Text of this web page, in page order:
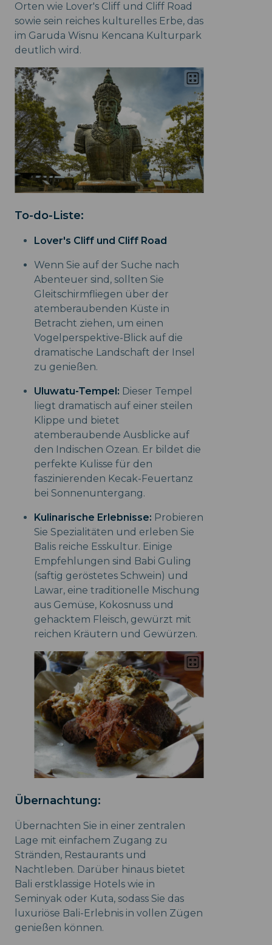
Orten wie Lover's Cliff und Cliff Road
sowie sein reiches kulturelles Erbe, das
im Garuda Wisnu Kencana Kulturpark
deutlich wird.
To-do-Liste:
Lover's Cliff und Cliff Road
Wenn Sie auf der Suche nach
Abenteuer sind, sollten Sie
Gleitschirmfliegen über der
atemberaubenden Küste in
Betracht ziehen, um einen
Vogelperspektive-Blick auf die
dramatische Landschaft der Insel
zu genießen.
Uluwatu-Tempel: Dieser Tempel
liegt dramatisch auf einer steilen
Klippe und bietet
atemberaubende Ausblicke auf
den Indischen Ozean. Er bildet die
perfekte Kulisse für den
faszinierenden Kecak-Feuertanz
bei Sonnenuntergang.
Kulinarische Erlebnisse: Probieren
Sie Spezialitäten und erleben Sie
Balis reiche Esskultur. Einige
Empfehlungen sind Babi Guling
(saftig geröstetes Schwein) und
Lawar, eine traditionelle Mischung
aus Gemüse, Kokosnuss und
gehacktem Fleisch, gewürzt mit
reichen Kräutern und Gewürzen.
Übernachtung:
Übernachten Sie in einer zentralen
Lage mit einfachem Zugang zu
Stränden, Restaurants und
Nachtleben. Darüber hinaus bietet
Bali erstklassige Hotels wie in
Seminyak oder Kuta, sodass Sie das
luxuriöse Bali-Erlebnis in vollen Zügen
genießen können.